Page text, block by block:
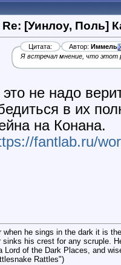
Re: [Уинлоу, Поль]
Цитата: Автор: Иммель
Я встречал мнение, что этот
это не надо
в их
на Конана.
fantlab.ru/
when he sings in the dark it is
sinks his crest for any scruple.
Lord of the Dark Places, and
Rattles")